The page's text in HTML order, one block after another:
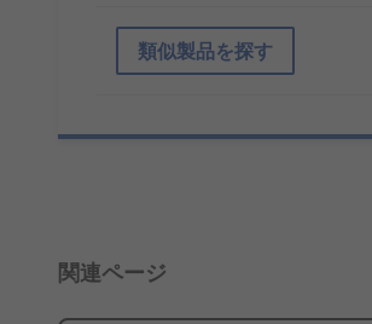
類似製品を探す
関連ページ